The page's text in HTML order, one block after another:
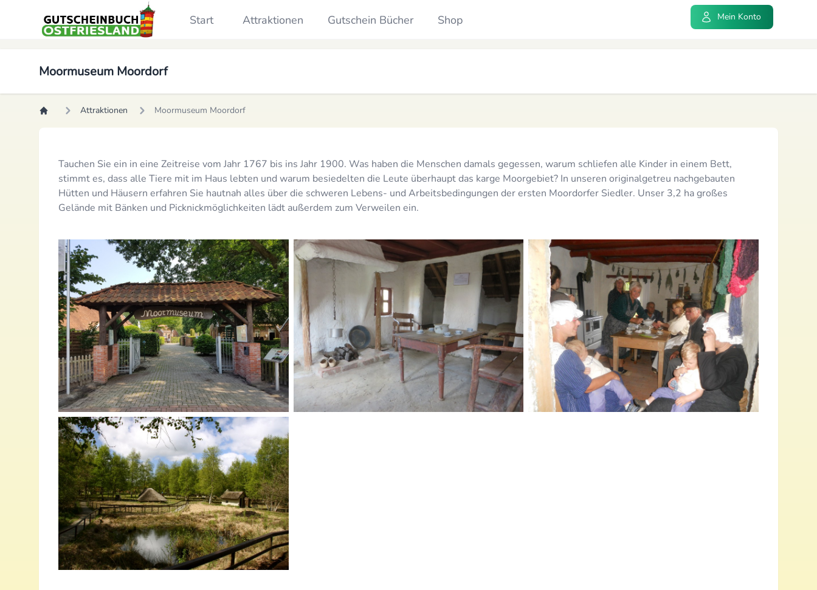
Start Attraktionen Gutschein Bücher Shop Mein Konto
Moormuseum Moordorf
Attraktionen Moormuseum Moordorf
Tauchen Sie ein in eine Zeitreise vom Jahr 1767 bis ins Jahr 1900. Was haben die Menschen damals gegessen, warum schliefen alle Kinder in einem Bett,
stimmt es, dass alle Tiere mit im Haus lebten und warum besiedelten die Leute überhaupt das karge Moorgebiet? In unseren originalgetreu nachgebauten
Hütten und Häusern erfahren Sie hautnah alles über die schweren Lebens- und Arbeitsbedingungen der ersten Moordorfer Siedler. Unser 3,2 ha großes
Gelände mit Bänken und Picknickmöglichkeiten lädt außerdem zum Verweilen ein.